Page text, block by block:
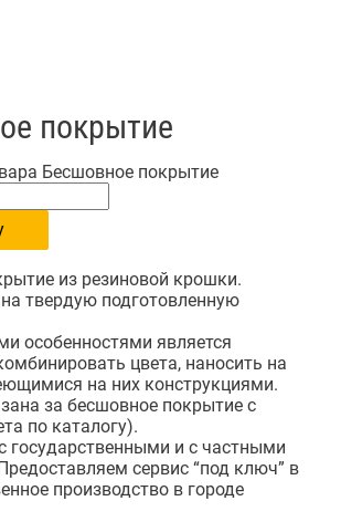
покрытие
Бесшовное покрытие
из резиновой крошки.
твердую подготовленную
особенностями является
цвета, наносить на
на них конструкциями.
за бесшовное покрытие с
по каталогу).
государственными и с частными
сервис “под ключ” в
производство в городе